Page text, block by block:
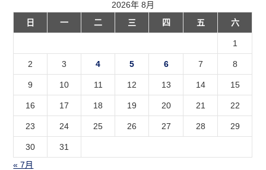
2026年 8月
日
一 二 三 四 五 六
1
2 3 4 5 6 7 8
9 10 11 12 13 14 15
16 17 18 19 20 21 22
23 24 25 26 27 28 29
30
31
« 7月